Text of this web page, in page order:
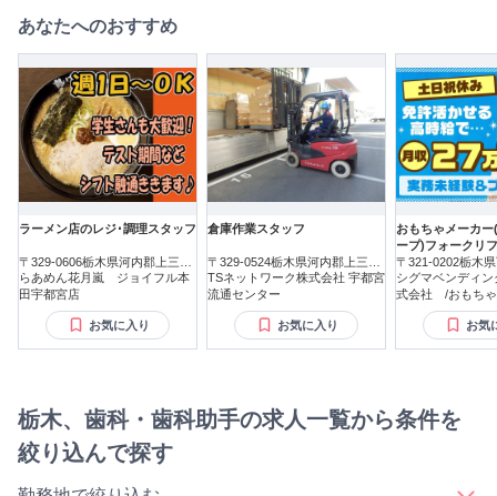
あなたへのおすすめ
ラーメン店のレジ･調理スタッフ
〒329-0606栃木県河内郡上三川
町磯岡
らあめん花月嵐 ジョイフル本
田宇都宮店
お気に入り
倉庫作業スタッフ
〒329-0524栃木県河内郡上三川
町多功
TSネットワーク株式会社 宇都宮
流通センター
お気に入り
おもちゃメーカ
ープ)フォークリ
〒321-0202栃木
町おもちゃのまち
シグマベンディ
式会社 /おもちゃ
ンダイグループ)
お気
栃木、歯科・歯科助手の求人一覧から条件を
絞り込んで探す